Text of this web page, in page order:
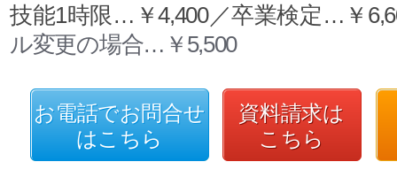
技能1時限…￥4,400／卒業検定…￥
ル変更の場合…￥5,500
お電話でお問合せ
はこちら
資料請求は
こちら